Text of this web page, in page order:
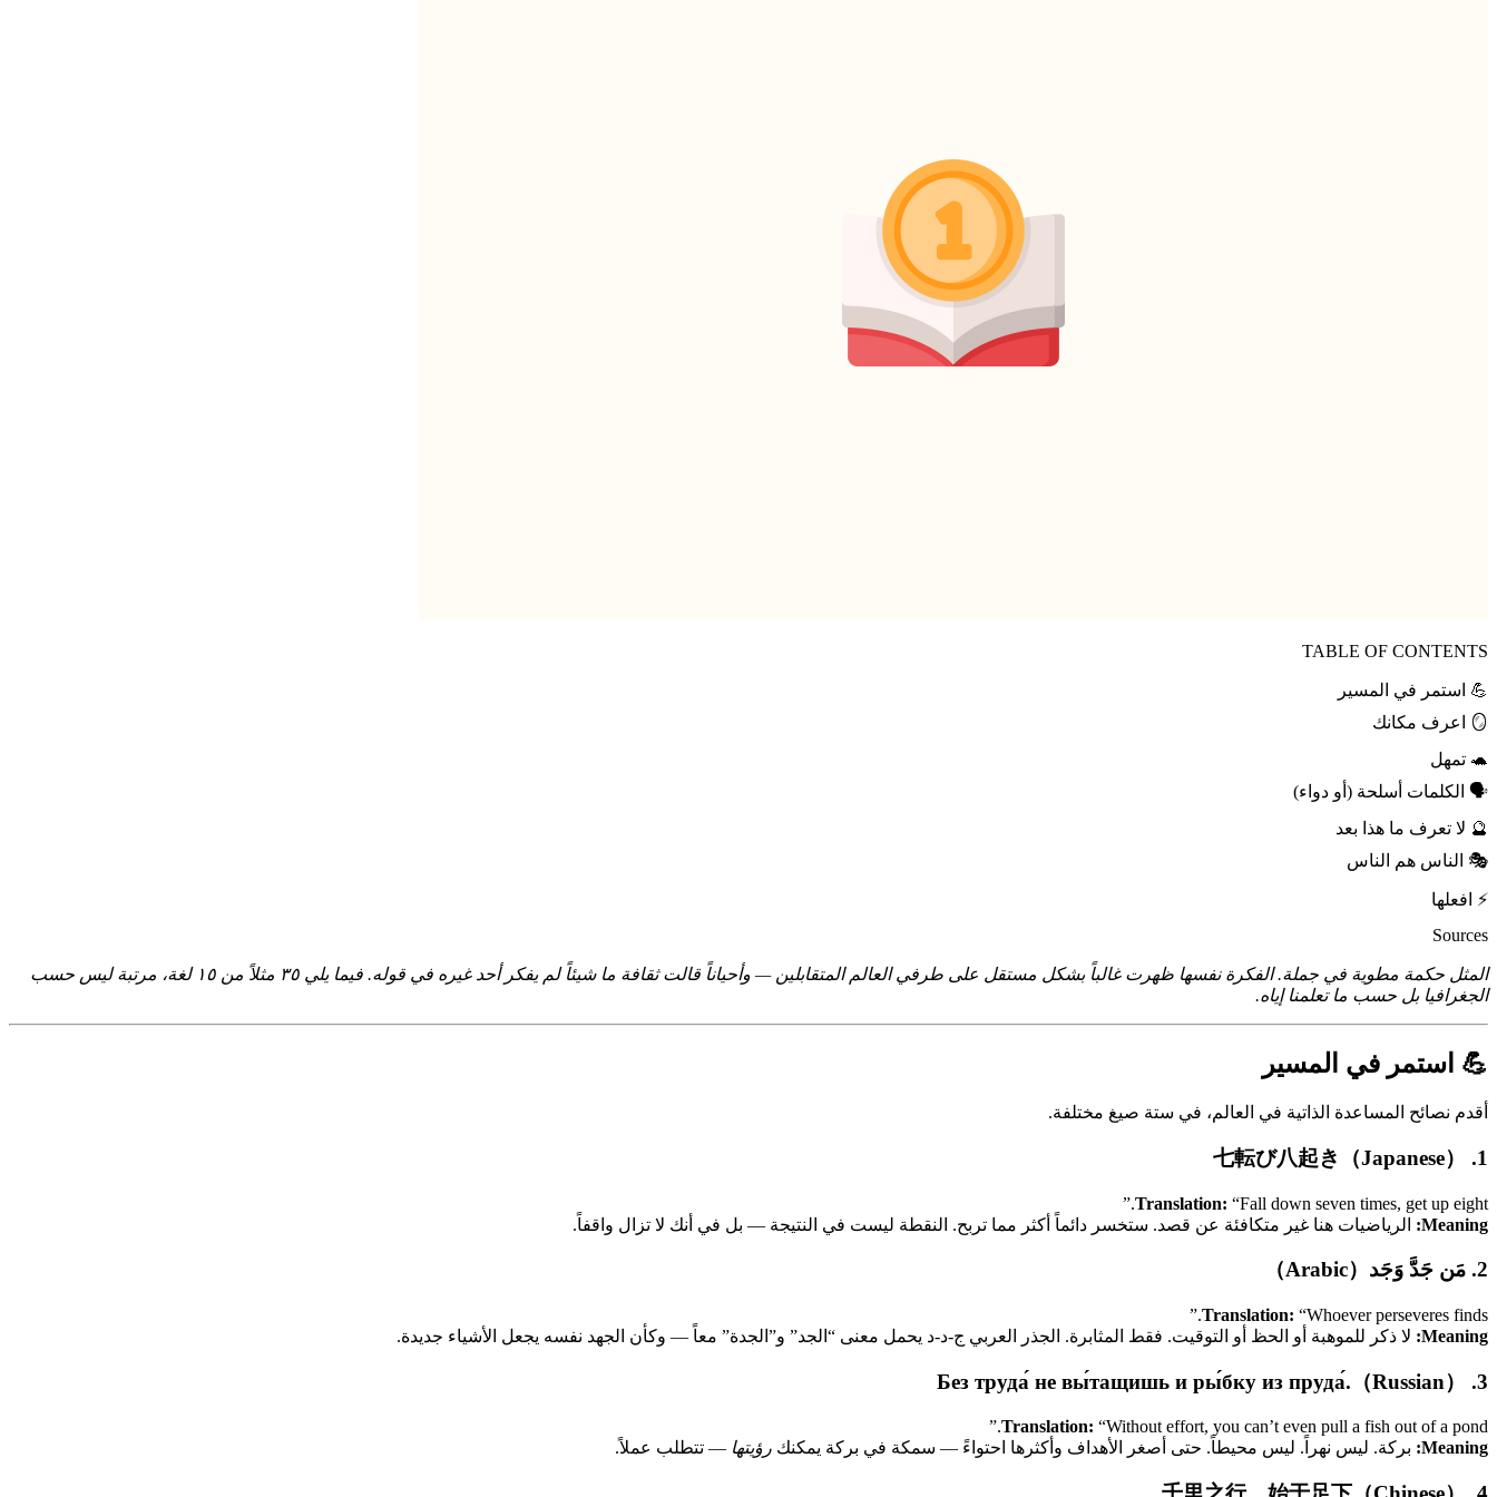
TABLE OF CONTENTS
💪 استمر في المسير
🪞 اعرف مكانك
🐢 تمهل
🗣️ الكلمات أسلحة (أو دواء)
🔮 لا تعرف ما هذا بعد
🎭 الناس هم الناس
⚡ افعلها
Sources
المثل حكمة مطوية في جملة. الفكرة نفسها ظهرت غالباً بشكل مستقل على طرفي العالم المتقابلين — وأحياناً قالت ثقافة ما شيئاً لم يفكر أحد غيره في قوله. فيما يلي ٣٥ مثلاً من ١٥ لغة، مرتبة ليس حسب
الجغرافيا بل حسب ما تعلمنا إياه.
💪 استمر في المسير
أقدم نصائح المساعدة الذاتية في العالم، في ستة صيغ مختلفة.
1. 七転び八起き（Japanese）
Translation: “Fall down seven times, get up eight.”
Meaning:
الرياضيات هنا غير متكافئة عن قصد. ستخسر دائماً أكثر مما تربح. النقطة ليست في النتيجة — بل في أنك لا تزال واقفاً.
2. مَن جَدَّ وَجَد（Arabic）
Translation: “Whoever perseveres finds.”
Meaning: لا ذكر للموهبة أو الحظ أو التوقيت. فقط المثابرة. الجذر العربي ج-د-د يحمل معنى “الجد” و”الجدة” معاً — وكأن الجهد نفسه يجعل الأشياء جديدة.
3. Без труда́ не вы́тащишь и ры́бку из пруда́.（Russian）
Translation: “Without effort, you can’t even pull a fish out of a pond.”
Meaning: بركة. ليس نهراً. ليس محيطاً. حتى أصغر الأهداف وأكثرها احتواءً — سمكة في بركة يمكنك رؤيتها — تتطلب عملاً.